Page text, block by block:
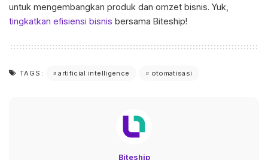
untuk mengembangkan produk dan omzet bisnis. Yuk,
tingkatkan efisiensi bisnis bersama Biteship!
TAGS: artificial intelligence otomatisasi
Biteship